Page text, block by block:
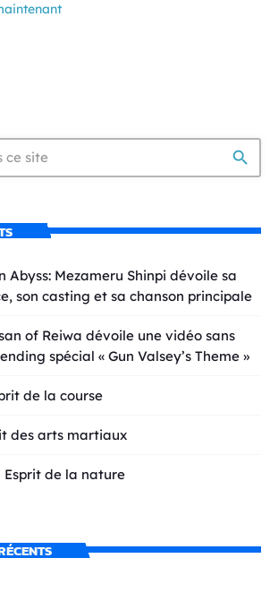
search
Abyss: Mezameru Shinpi dévoile sa
son casting et sa chanson principale
of Reiwa dévoile une vidéo sans
spécial « Gun Valsey’s Theme »
de la course
des arts martiaux
Esprit de la nature